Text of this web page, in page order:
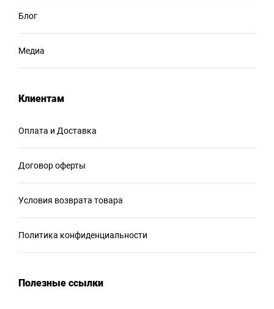
Блог
Медиа
Клиентам
Оплата и Доставка
Договор оферты
Условия возврата товара
Политика конфиденциальности
Полезные ссылки